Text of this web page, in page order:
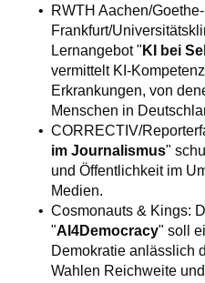
RWTH Aachen/
Frankfurt/
Lernangebot " KI bei
vermittelt KI-
Erkrankungen, von
Menschen in
CORRECTIV/
im Journalismus"
und Öffentlichkeit im
Medien.
Cosmonauts & Kings:
"AI4Democracy" soll
Demokratie anlässlich
Wahlen Reichweite